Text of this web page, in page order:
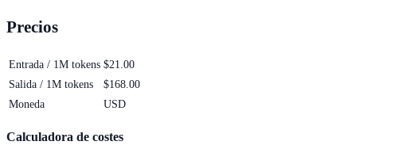
Precios
Entrada / 1M tokens $21.00
Salida / 1M tokens
$168.00
Moneda
USD
Calculadora de costes